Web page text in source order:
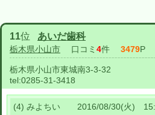
11位 あいだ歯科
栃木県小山市 口コミ 4件 3479P
栃木県小山市東城南3-3-32
tel:0285-31-3418
(4) みよちい 2016/08/30(火)